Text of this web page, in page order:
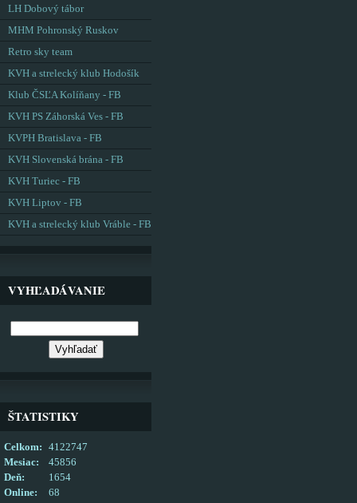
LH Dobový tábor
MHM Pohronský Ruskov
Retro sky team
KVH a strelecký klub Hodošík
Klub ČSĽA Kolíňany - FB
KVH PS Záhorská Ves - FB
KVPH Bratislava - FB
KVH Slovenská brána - FB
KVH Turiec - FB
KVH Liptov - FB
KVH a strelecký klub Vráble - FB
VYHĽADÁVANIE
ŠTATISTIKY
Online: 68
Celkom:
4122747
Mesiac:
45856
Deň:
1654